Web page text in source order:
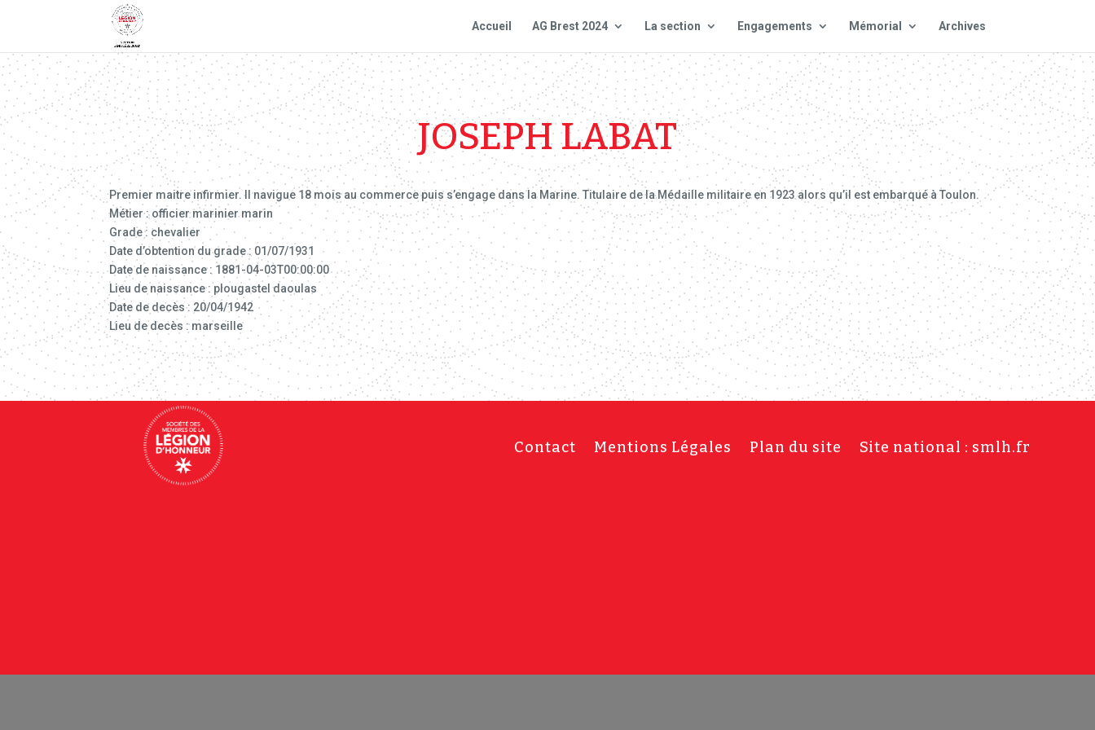
Accueil AG Brest 2024 La section Engagements Mémorial Archives
JOSEPH LABAT
Premier maitre infirmier. Il navigue 18 mois au commerce puis s’engage dans la Marine. Titulaire de la Médaille militaire en 1923 alors qu’il est embarqué à Toulon.
Métier : officier marinier marin
Grade : chevalier
Date d’obtention du grade : 01/07/1931
Date de naissance : 1881-04-03T00:00:00
Lieu de naissance : plougastel daoulas
Date de decès : 20/04/1942
Lieu de decès : marseille
Contact Mentions Légales Plan du site Site national : smlh.fr